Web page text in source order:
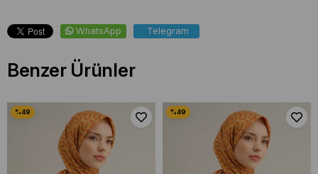
WhatsApp Telegram
Benzer Ürünler